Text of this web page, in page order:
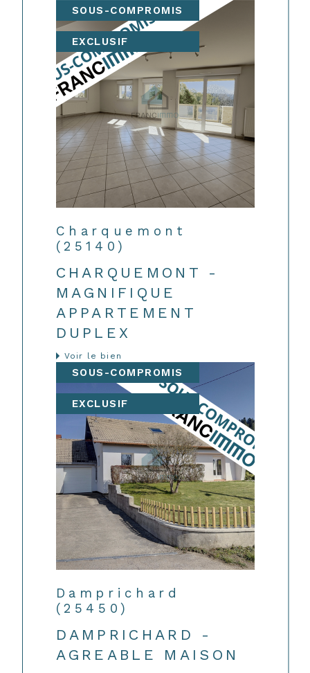
SOUS-COMPROMIS
EXCLUSIF
Charquemont
(25140)
CHARQUEMONT -
MAGNIFIQUE
APPARTEMENT
DUPLEX
Voir le bien
SOUS-COMPROMIS
EXCLUSIF
Damprichard
(25450)
DAMPRICHARD -
AGREABLE MAISON